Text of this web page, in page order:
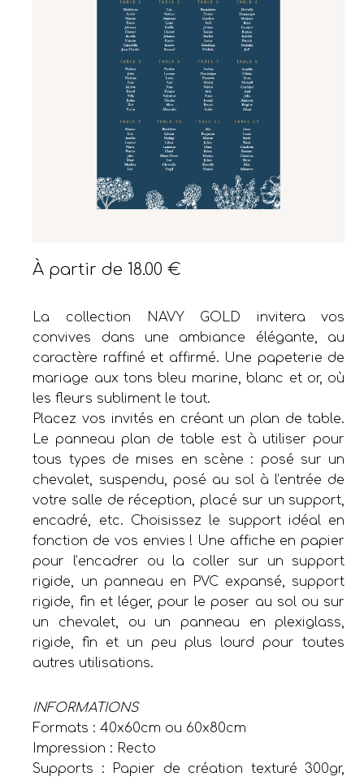
À partir de18.00€
La collection NAVY GOLD invitera vos
convives dans une ambiance élégante, au
caractère raffiné et affirmé. Une papeterie de
mariage aux tons bleu marine, blanc et or, où
les fleurs subliment le tout.
Placez vos invités en créant un plan de table.
Le panneau plan de table est à utiliser pour
tous types de mises en scène : posé sur un
chevalet, suspendu, posé au sol à l’entrée de
votre salle de réception, placé sur un support,
encadré, etc. Choisissez le support idéal en
fonction de vos envies ! Une affiche en papier
pour l’encadrer ou la coller sur un support
rigide, un panneau en PVC expansé, support
rigide, fin et léger, pour le poser au sol ou sur
un chevalet, ou un panneau en plexiglass,
rigide, fin et un peu plus lourd pour toutes
autres utilisations.
INFORMATIONS
Formats : 40x60cm ou 60x80cm
Impression : Recto
Supports : Papier de création texturé 300gr,